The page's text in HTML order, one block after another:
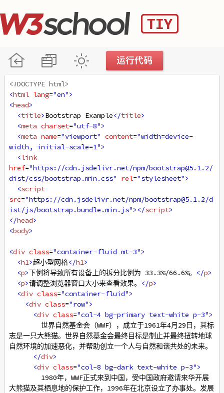
<!DOCTYPE html>
<html lang="en">
<head>
<title>Bootstrap Example</title>
<meta charset="utf-8">
<meta name="viewport" content="width=device-
width, initial-scale=1">
<link
href="https://cdn.jsdelivr.net/npm/bootstrap@5.1.2/
dist/css/bootstrap.min.css"
rel="stylesheet">
<script
src="https://cdn.jsdelivr.net/npm/bootstrap@5.1.2/d
ist/js/bootstrap.bundle.min.js"></script>
</head>
<body>
<div class="container-fluid mt-3">
<h1>超小型网格</h1>
<p>下例将导致所有设备上的拆分比例为 33.3%/66.6%。 </p>
<p>请调整浏览器窗口大小来查看效果。 </p>
<div class="container-fluid">
<div class="row">
<div class="col-4 bg-primary text-white p-3">
世界自然基金会（WWF），成立于1961年4月29日，其标
志是一只大熊猫。世界自然基金会最终目标是制止并最终扭转地球
自然环境的加速恶化，并帮助创立一个人与自然和谐共处的未来。
</div>
<div class="col-8 bg-dark text-white p-3">
1980年，WWF正式来到中国，受中国政府邀请来华开展
大熊猫及其栖息地的保护工作，1996年在北京设立了办事处。发展